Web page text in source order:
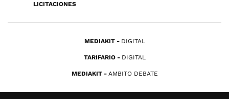
LICITACIONES
MEDIAKIT DIGITAL
TARIFARIO DIGITAL
MEDIAKIT AMBITO DEBATE